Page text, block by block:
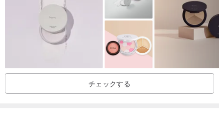
チェックする